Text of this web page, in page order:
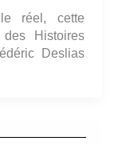
réel, cette
Histoires
Deslias